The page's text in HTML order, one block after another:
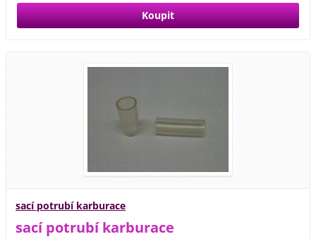
sací potrubí karburace
sací potrubí karburace